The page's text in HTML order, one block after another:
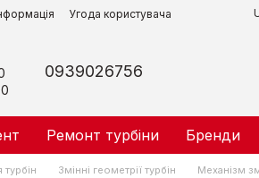
Угода користувача
0939026756
Ремонт турбіни Бренди
турбін Змінні геометрії турбін
Механізм